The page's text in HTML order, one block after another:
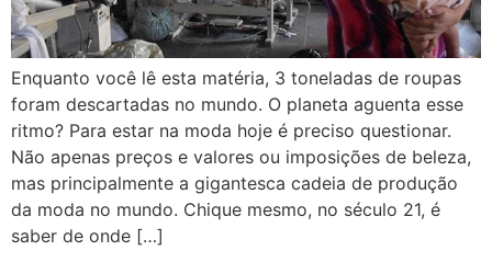
Enquanto você lê esta matéria, 3 toneladas de roupas
foram descartadas no mundo. O planeta aguenta esse
ritmo? Para estar na moda hoje é preciso questionar.
Não apenas preços e valores ou imposições de beleza,
mas principalmente a gigantesca cadeia de produção
da moda no mundo. Chique mesmo, no século 21, é
saber de onde […]